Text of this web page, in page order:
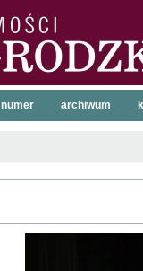
numer archiwum